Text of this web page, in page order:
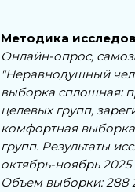
Методика
Онлайн-опрос,
"Неравнодушный
выборка сплошная:
целевых групп,
комфортная
групп. Результаты
октябрь-ноябрь
Объем выборки: 288